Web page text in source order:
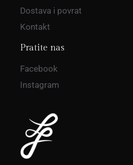
Dostava i povrat
Kontakt
Pratite nas
Facebook
Instagram